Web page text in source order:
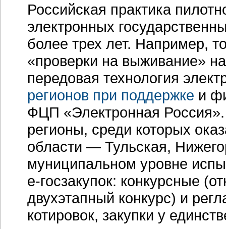
Российская практика
электронных
более трех лет. Например,
«проверки на выживание»
передовая технология
регионов при поддержке и
ФЦП «Электронная
регионы, среди которых
области — Тульская,
муниципальном уровне
е-госзакупок: конкурсные
двухэтапный конкурс) и
котировок, закупки у